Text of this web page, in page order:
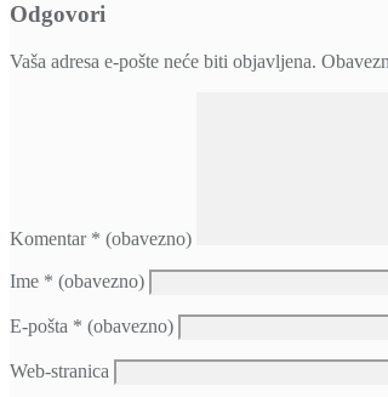
Odgovori
Vaša adresa e-pošte neće biti objavljena.
Komentar * (obavezno)
Ime * (obavezno)
E-pošta * (obavezno)
Web-stranica